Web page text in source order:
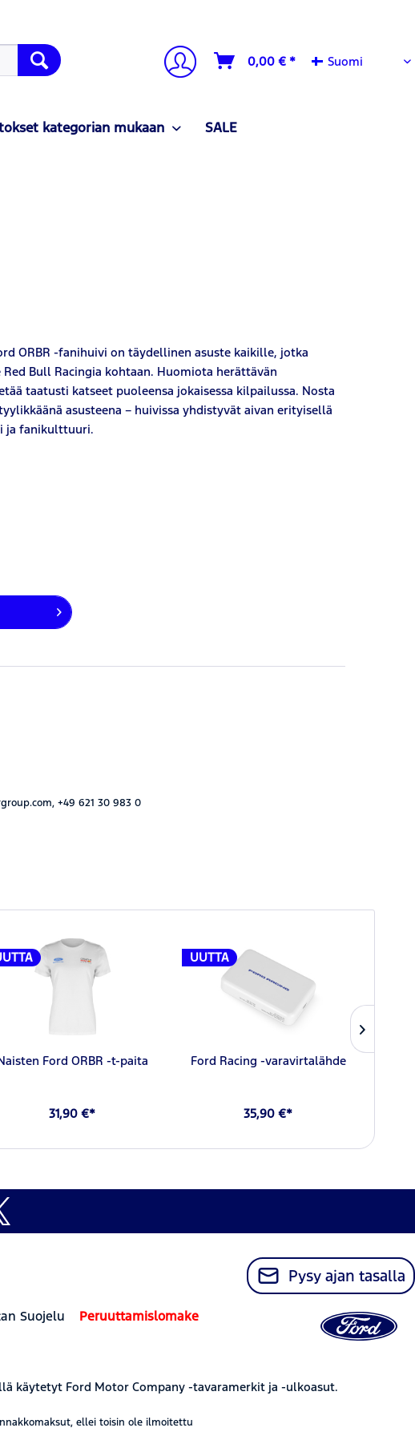
0,00 € * Suomi
Suomi
kategorian mukaan SALE
ORBR -fanihuivi on täydellinen asuste kaikille, jotka
Bull Racingia kohtaan. Huomiota herättävän
taatusti katseet puoleensa jokaisessa kilpailussa. Nosta
asusteena – huivissa yhdistyvät aivan erityisellä
ja fanikulttuuri.
+49 621 30 983 0
Ford ORBR -t-paita
31,90 €*
UUTTA
Ford Racing -varavirtalähde
35,90 €*
Pysy ajan tasalla
Suojelu
Peruuttamislomake
käytetyt Ford Motor Company -tavaramerkit ja -ulkoasut.
ellei toisin ole ilmoitettu